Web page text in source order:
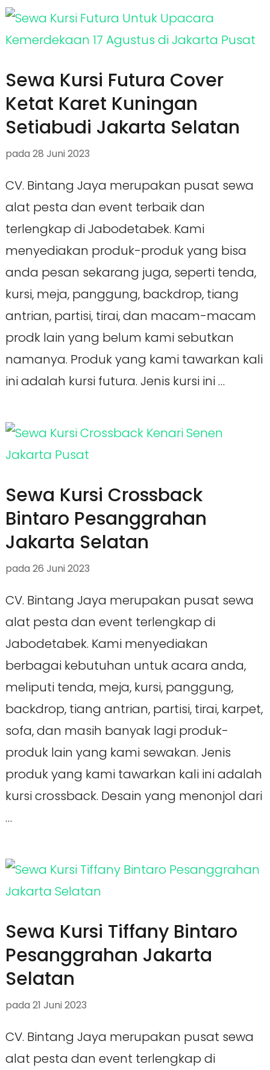
Sewa Kursi Futura Cover
Ketat Karet Kuningan
Setiabudi Jakarta Selatan
pada 28 Juni 2023
CV. Bintang Jaya merupakan pusat sewa
alat pesta dan event terbaik dan
terlengkap di Jabodetabek. Kami
menyediakan produk-produk yang bisa
anda pesan sekarang juga, seperti tenda,
kursi, meja, panggung, backdrop, tiang
antrian, partisi, tirai, dan macam-macam
prodk lain yang belum kami sebutkan
namanya. Produk yang kami tawarkan kali
ini adalah kursi futura. Jenis kursi ini …
Sewa Kursi Crossback
Bintaro Pesanggrahan
Jakarta Selatan
pada 26 Juni 2023
CV. Bintang Jaya merupakan pusat sewa
alat pesta dan event terlengkap di
Jabodetabek. Kami menyediakan
berbagai kebutuhan untuk acara anda,
meliputi tenda, meja, kursi, panggung,
backdrop, tiang antrian, partisi, tirai, karpet,
sofa, dan masih banyak lagi produk-
produk lain yang kami sewakan. Jenis
produk yang kami tawarkan kali ini adalah
kursi crossback. Desain yang menonjol dari
…
Sewa Kursi Tiffany Bintaro
Pesanggrahan Jakarta
Selatan
pada 21 Juni 2023
CV. Bintang Jaya merupakan pusat sewa
alat pesta dan event terlengkap di